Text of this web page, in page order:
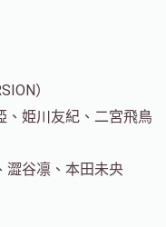
）
、姫川友紀、二宮飛鳥
澀谷凛、本田未央